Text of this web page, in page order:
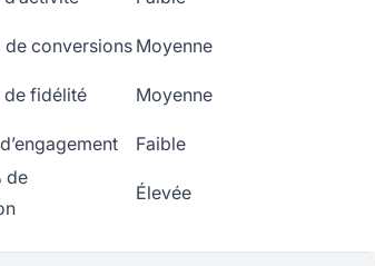
de conversionsMoyenne
de fidélité Moyenne
Faible
de
Élevée